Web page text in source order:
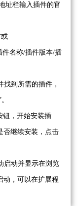
址栏输入插件的官
或
件名称/插件版本/插
到所需的插件，
钮，开始安装插
否继续安装，点击
启动并显示在浏览
动，可以在扩展程